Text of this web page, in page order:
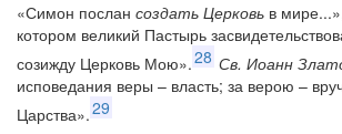
«Симон послан создать Церковь в
котором великий Пастырь
созижду Церковь Мою».28 Св. Иоанн
исповедания веры – власть; за верою –
Царства».29